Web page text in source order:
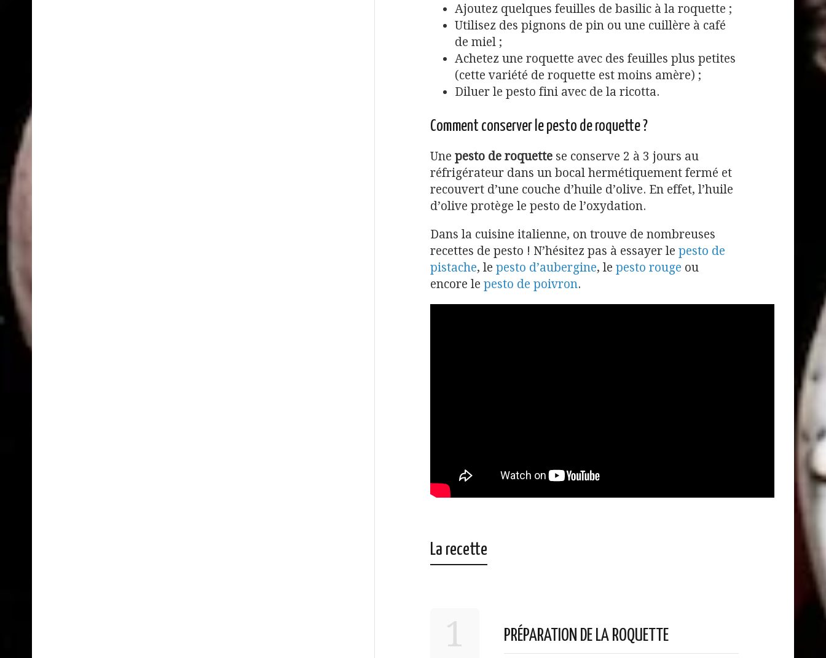
Ajoutez quelques feuilles de basilic à la roquette ;
Utilisez des pignons de pin ou une cuillère à café
de miel ;
Achetez une roquette avec des feuilles plus petites
(cette variété de roquette est moins amère) ;
Diluer le pesto fini avec de la ricotta.
Comment conserver le pesto de roquette ?
Une pesto de roquette se conserve 2 à 3 jours au
réfrigérateur dans un bocal hermétiquement fermé et
recouvert d’une couche d’huile d’olive. En effet, l’huile
d’olive protège le pesto de l’oxydation.
Dans la cuisine italienne, on trouve de nombreuses
recettes de pesto ! N’hésitez pas à essayer le pesto de
pistache, le pesto d’aubergine, le pesto rouge ou
encore le pesto de poivron.
La recette
1 PRÉPARATION DE LA ROQUETTE